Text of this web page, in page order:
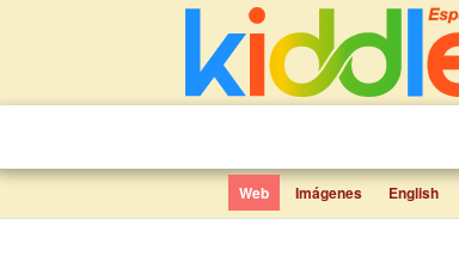
Web Imágenes English